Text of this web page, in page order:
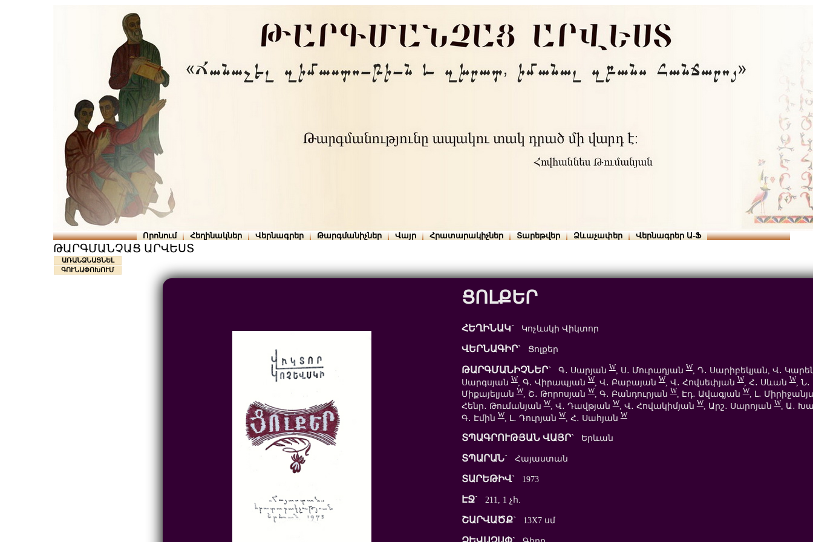
Որոնում Հեղինակներ Վերնագրեր Թարգմանիչներ Վայր Հրատարակիչներ Տարեթվեր Ձևաչափեր Վերնագրեր Ա-Ֆ
ԹԱՐԳՄԱՆՉԱՑ ԱՐՎԵՍՏ
ԱՌԱՆՁՆԱՑՆԵԼ
ԳՈՒՆԱՓՈԽՈՒՄ
ՑՈԼՔԵՐ
ՀԵՂԻՆԱԿ` Կոչևսկի Վիկտոր
ՎԵՐՆԱԳԻՐ` Ցոլքեր
ԹԱՐԳՄԱՆԻՉՆԵՐ` Գ․ ՍարյանW, Ս․ ՄուրադյանW, Դ․ Սարիբեկյան, Վ․
ՍարգսյանW, Գ․ ՎիրապյանW, Վ․ ԲաբայանW, Վ․ ՀովսեփյանW, Հ․ ՍևանW, Ն․
ՄիքայելյանW, Շ․ ԹորոսյանW, Գ․ ԲանդուրյանW, Էդ․ ԱվագյանW, Լ․
Հենր․ ԹումանյանW, Վ․ ԴավթյանW, Վ․ ՀովակիմյանW, Արշ․ ՍարոյանW, Ա․
Գ․ ԷմինW, Լ․ ԴուրյանW, Հ․ ՍահյանW
ՏՊԱԳՐՈՒԹՅԱՆ ՎԱՅՐ` Երևան
ՏՊԱՐԱՆ` Հայաստան
ՏԱՐԵԹԻՎ` 1973
ԷՋ` 211, 1 չհ.
ՇԱՐՎԱԾՔ` 13X7 սմ